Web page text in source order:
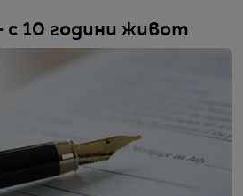
с 10 години живот